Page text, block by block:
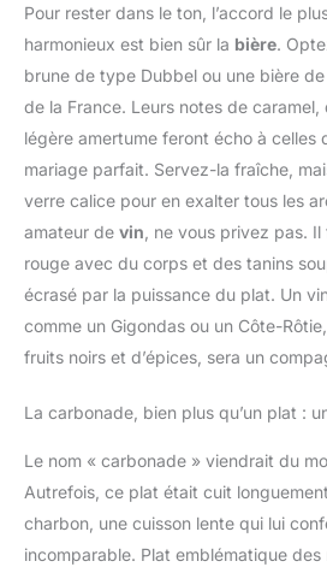
Pour rester dans le ton, l’accord le
harmonieux est bien sûr la bière.
brune de type Dubbel ou une bière
de la France. Leurs notes de
légère amertume feront écho à celles
mariage parfait. Servez-la fraîche,
verre calice pour en exalter tous les
amateur de vin , ne vous privez pas.
rouge avec du corps et des tanins
écrasé par la puissance du plat. Un
comme un Gigondas ou un Côte-
fruits noirs et d’épices, sera un
La carbonade, bien plus qu’un plat :
Le nom « carbonade » viendrait du
Autrefois, ce plat était cuit
charbon, une cuisson lente qui lui
incomparable. Plat emblématique des